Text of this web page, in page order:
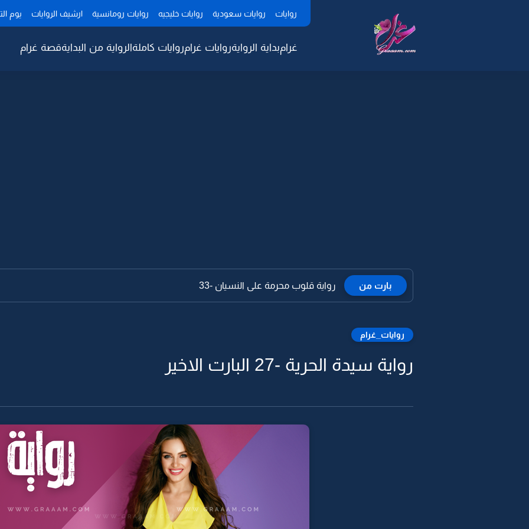
روايات روايات سعودية روايات خليجيه روايات رومانسية ارشيف الروايات يوم
غرامبداية الروايةروايات غرامروايات كاملةالرواية من البدايةقصة غرام
بارت من رواية قلوب محرمة على النسيان -33
روايات_غرام
رواية سيدة الحرية -27 البارت الاخير